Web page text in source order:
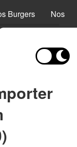
Burgers Nos